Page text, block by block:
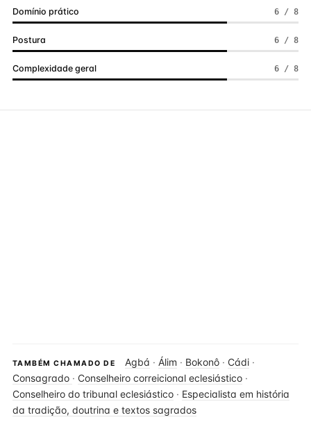
Domínio prático 6 / 8
Postura 6 / 8
Complexidade geral 6 / 8
TAMBÉM CHAMADO DE Agbá · Álim · Bokonô · Cádi ·
Consagrado · Conselheiro correicional eclesiástico ·
Conselheiro do tribunal eclesiástico · Especialista em história
da tradição, doutrina e textos sagrados